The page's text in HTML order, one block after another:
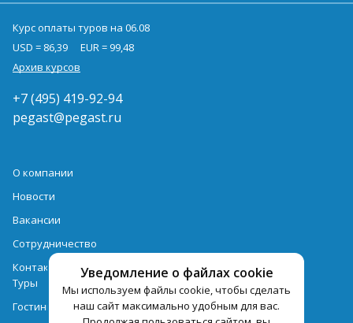
Уведомление о файлах cookie
Мы используем файлы cookie, чтобы сделать
наш сайт максимально удобным для вас.
Курс оплаты туров на 06.08
USD = 86,39
EUR = 99,48
Архив курсов
+7 (495) 419-92-94
pegast@pegast.ru
О компании
Новости
Вакансии
Сотрудничество
Контактная информация
Туры
Гостиницы